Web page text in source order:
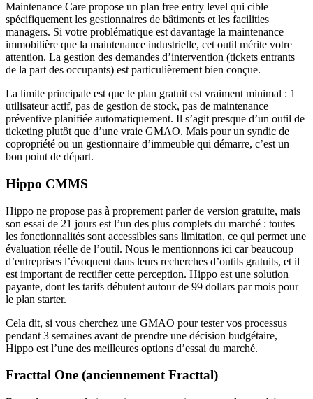
Maintenance Care propose un plan free entry level qui cible
spécifiquement les gestionnaires de bâtiments et les facilities
managers. Si votre problématique est davantage la maintenance
immobilière que la maintenance industrielle, cet outil mérite votre
attention. La gestion des demandes d’intervention (tickets entrants
de la part des occupants) est particulièrement bien conçue.
La limite principale est que le plan gratuit est vraiment minimal : 1
utilisateur actif, pas de gestion de stock, pas de maintenance
préventive planifiée automatiquement. Il s’agit presque d’un outil de
ticketing plutôt que d’une vraie GMAO. Mais pour un syndic de
copropriété ou un gestionnaire d’immeuble qui démarre, c’est un
bon point de départ.
Hippo CMMS
Hippo ne propose pas à proprement parler de version gratuite, mais
son essai de 21 jours est l’un des plus complets du marché : toutes
les fonctionnalités sont accessibles sans limitation, ce qui permet une
évaluation réelle de l’outil. Nous le mentionnons ici car beaucoup
d’entreprises l’évoquent dans leurs recherches d’outils gratuits, et il
est important de rectifier cette perception. Hippo est une solution
payante, dont les tarifs débutent autour de 99 dollars par mois pour
le plan starter.
Cela dit, si vous cherchez une GMAO pour tester vos processus
pendant 3 semaines avant de prendre une décision budgétaire,
Hippo est l’une des meilleures options d’essai du marché.
Fracttal One (anciennement Fracttal)